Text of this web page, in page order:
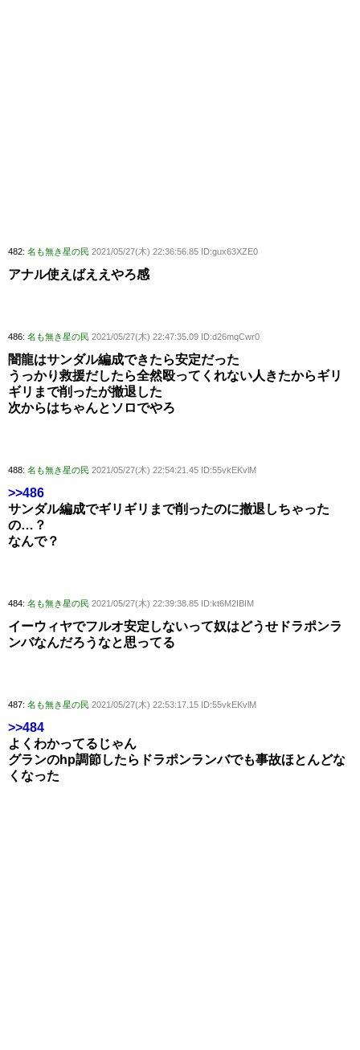
482: 名も無き星の民 2021/05/27(木) 22:36:56.85 ID:gux63XZE0
アナル使えばええやろ感
486: 名も無き星の民 2021/05/27(木) 22:47:35.09 ID:d26mqCwr0
闇龍はサンダル編成できたら安定だった
うっかり救援だしたら全然殴ってくれない人きたからギリ
ギリまで削ったが撤退した
次からはちゃんとソロでやろ
488: 名も無き星の民 2021/05/27(木) 22:54:21.45 ID:55vkEKvlM
>>486
サンダル編成でギリギリまで削ったのに撤退しちゃった
の…？
なんで？
484: 名も無き星の民 2021/05/27(木) 22:39:38.85 ID:kt6M2IBIM
イーウィヤでフルオ安定しないって奴はどうせドラポンラ
ンバなんだろうなと思ってる
487: 名も無き星の民 2021/05/27(木) 22:53:17.15 ID:55vkEKvlM
>>484
よくわかってるじゃん
グランのhp調節したらドラポンランバでも事故ほとんどな
くなった